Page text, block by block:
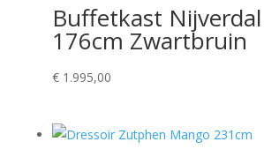
Buffetkast
176cm Zwartbruin
€1.995,00